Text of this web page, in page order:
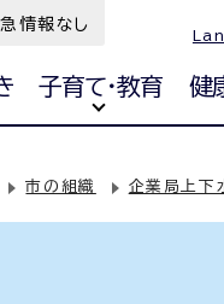
情報なし
子育て・教育 健
市の組織 企業局上下